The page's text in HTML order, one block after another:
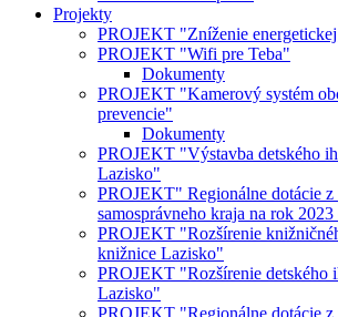
Projekty
PROJEKT "Zníženie
PROJEKT "Wifi pre Teba"
Dokumenty
PROJEKT "Kamerový systém
prevencie"
Dokumenty
PROJEKT "Výstavba detského
Lazisko"
PROJEKT" Regionálne dotácie
samosprávneho kraja na rok 2023
PROJEKT "Rozšírenie
knižnice Lazisko"
PROJEKT "Rozšírenie detského
Lazisko"
PROJEKT "Regionálne dotácie